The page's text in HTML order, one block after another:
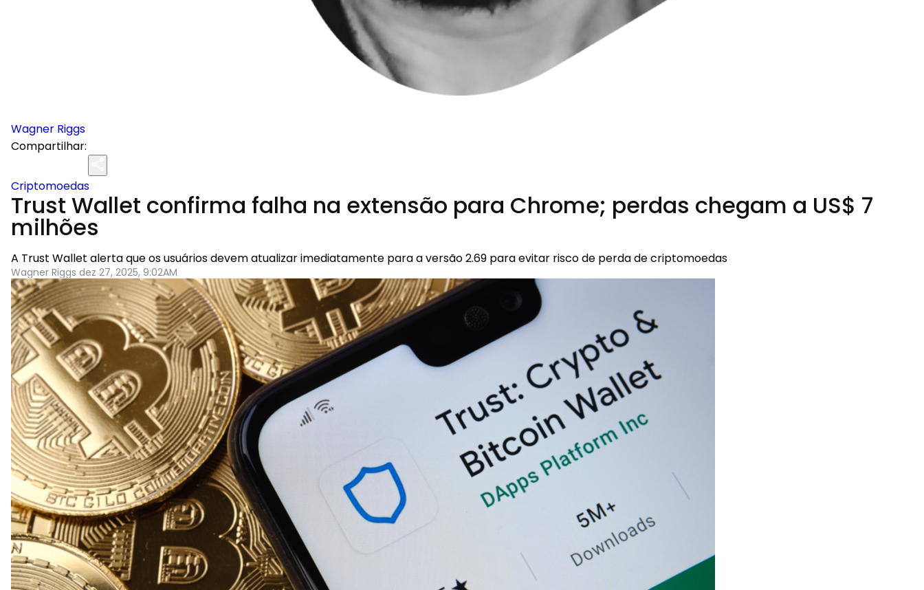
Wagner Riggs
Compartilhar:
Criptomoedas
Trust Wallet confirma falha na extensão para Chrome; perdas chegam a US$ 7
milhões
A Trust Wallet alerta que os usuários devem atualizar imediatamente para a versão 2.69 para evitar risco de perda de criptomoedas
Wagner Riggs dez 27, 2025, 9:02AM